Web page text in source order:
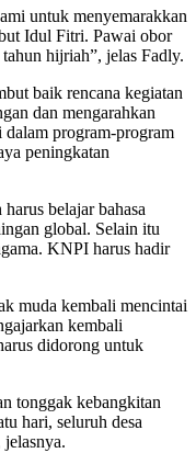
untuk menyemarakkan
Idul Fitri. Pawai obor
hijriah”, jelas Fadly.
baik rencana kegiatan
dan mengarahkan
program-program
peningkatan
belajar bahasa
global. Selain itu
KNPI harus hadir
muda kembali mencintai
kembali
didorong untuk
tonggak kebangkitan
hari, seluruh desa
jelasnya.